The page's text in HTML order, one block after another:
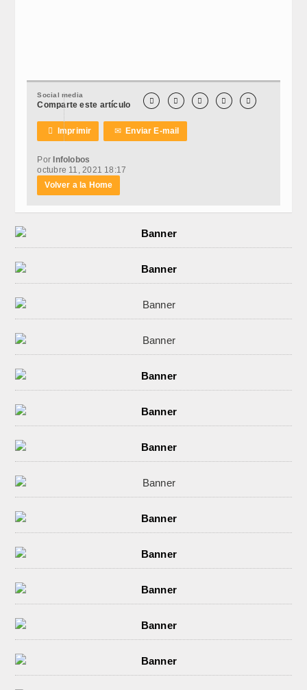
Social media
Comparte este artículo     
 Imprimir ✉Enviar E-mail
Por Infolobos
octubre 11, 2021 18:17
Volver a la Home